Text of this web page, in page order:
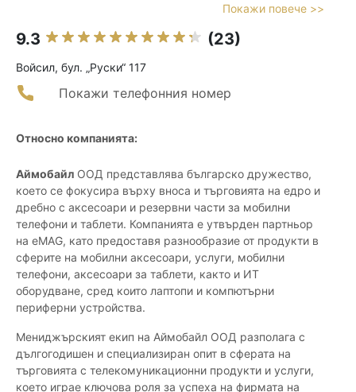
Покажи повече >>
9.3 (23)
Войсил, бул. „Руски“ 117
Покажи телефонния номер
Относно компанията:
Аймобайл ООД представлява българско дружество,
което се фокусира върху вноса и търговията на едро и
дребно с аксесоари и резервни части за мобилни
телефони и таблети. Компанията е утвърден партньор
на eMAG, като предоставя разнообразие от продукти в
сферите на мобилни аксесоари, услуги, мобилни
телефони, аксесоари за таблети, както и ИТ
оборудване, сред които лаптопи и компютърни
периферни устройства.
Мениджърският екип на Аймобайл ООД разполага с
дългогодишен и специализиран опит в сферата на
търговията с телекомуникационни продукти и услуги,
което играе ключова роля за успеха на фирмата на